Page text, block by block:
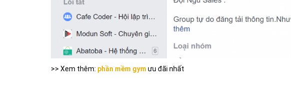
>> Xem thêm: phần mềm gym ưu đãi nhất